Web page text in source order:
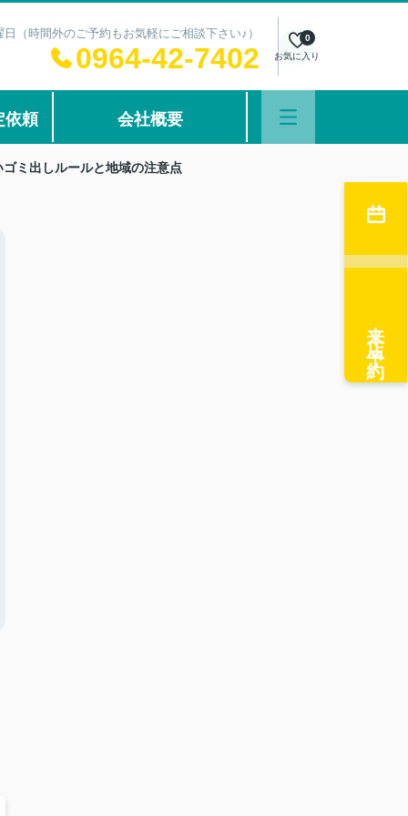
（時間外のご予約もお気軽にご相談下さい♪）
0964-42-7402 お気に入り
0
依頼 会社概要
ミ出しルールと地域の注意点
来店予約